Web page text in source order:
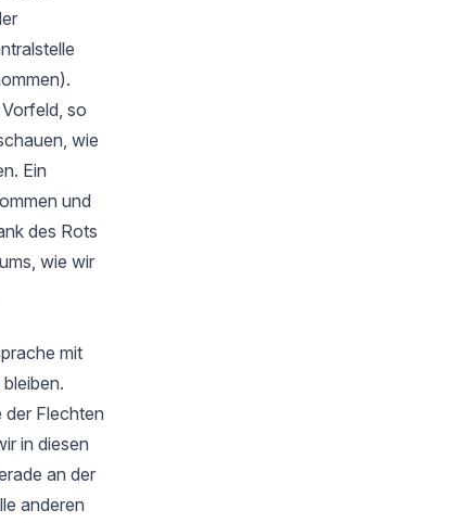
so
wie
Ein
und
des Rots
wie wir
mit
der Flechten
in diesen
an der
anderen